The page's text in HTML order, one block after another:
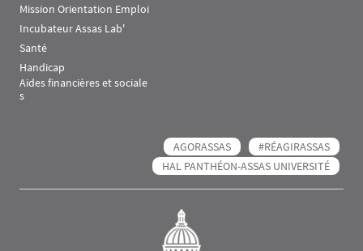
Mission Orientation Emploi
Incubateur Assas Lab'
Santé
Handicap
Aides financières et sociale
s
AGORASSAS
#RÉAGIRASSAS
HAL PANTHÉON-ASSAS UNIVERSITÉ